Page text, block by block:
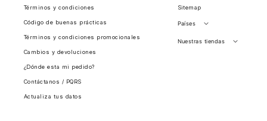
Términos y condiciones
Código de buenas prácticas
Términos y condiciones promocionales
Cambios y devoluciones
¿Dónde esta mi pedido?
Contáctanos / PQRS
Actualiza tus datos
Sitemap
Países
Perú
Nuestras tiendas